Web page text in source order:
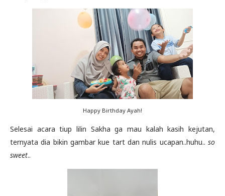
Happy Birthday Ayah!
Selesai acara tiup lilin Sakha ga mau kalah kasih kejutan,
ternyata dia bikin gambar kue tart dan nulis ucapan..huhu.. so
sweet..